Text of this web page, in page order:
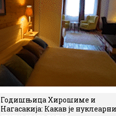
Годишњица Хирошиме и
Нагасакија: Какав је нуклеарни